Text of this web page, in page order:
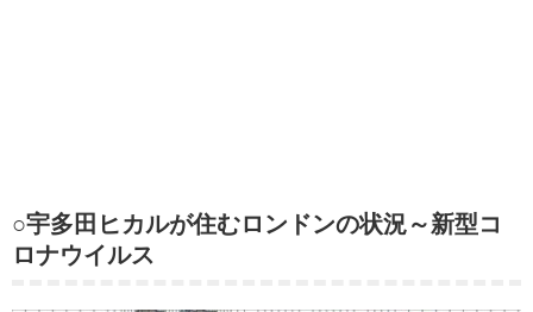
○宇多田ヒカルが住むロンドンの状況～新型コ
ロナウイルス